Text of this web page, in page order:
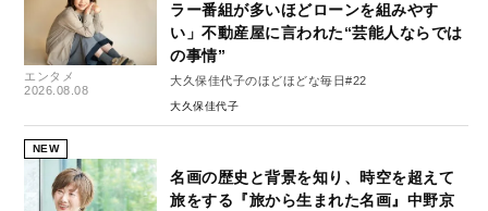
エンタメ
2026.08.08
ラー番組が多いほどローンを組みやす
い」不動産屋に言われた“芸能人ならでは
の事情”
大久保佳代子のほどほどな毎日#22
大久保佳代子
NEW
名画の歴史と背景を知り、時空を超えて
旅をする『旅から生まれた名画』中野京